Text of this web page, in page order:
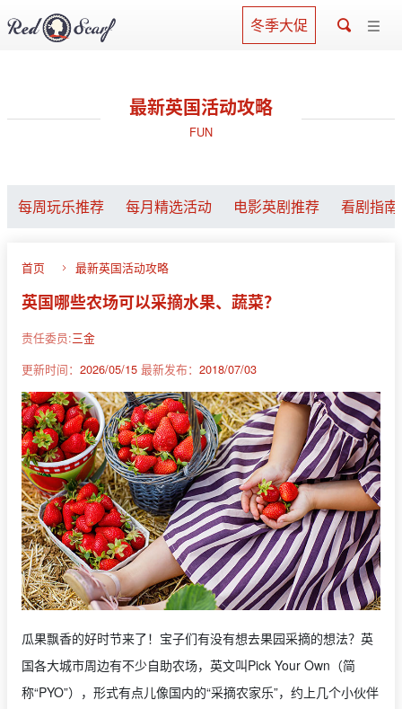
冬季大促
最新英国活动攻略
FUN
每周玩乐推荐 每月精选活动 电影英剧推荐 看剧指南
首页 最新英国活动攻略
英国哪些农场可以采摘水果、蔬菜？
责任委员:三金
更新时间： 2026/05/15 最新发布： 2018/07/03
瓜果飘香的好时节来了！宝子们有没有想去果园采摘的想法？英
国各大城市周边有不少自助农场，英文叫Pick Your Own（简
称“PYO”），形式有点儿像国内的“采摘农家乐”，约上几个小伙伴